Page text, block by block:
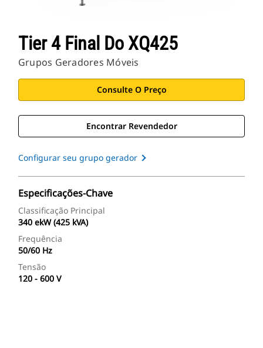
Tier 4 Final Do XQ425
Grupos Geradores Móveis
Consulte O Preço
Encontrar Revendedor
Configurar seu grupo gerador
Especificações-Chave
Classificação Principal
340 ekW (425 kVA)
Frequência
50/60 Hz
Tensão
120 - 600 V